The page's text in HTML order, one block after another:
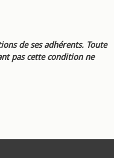
de ses adhérents. Toute
pas cette condition ne